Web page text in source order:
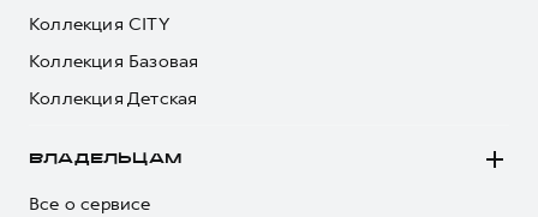
Коллекция CITY
Коллекция Базовая
Коллекция Детская
ВЛАДЕЛЬЦАМ
Все о сервисе